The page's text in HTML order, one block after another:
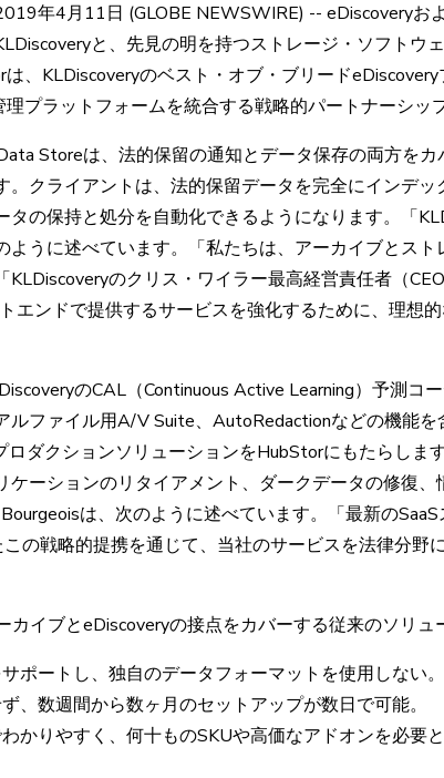
年4月11日 (GLOBE NEWSWIRE) -- eDiscoveryお
と、先見の明を持つストレージ・ソフトウ
、KLDiscoveryのベスト・オブ・ブリード
プラットフォームを統合する戦略的パートナーシッ
Storeは、法的保留の通知とデータ保存の両方を
。クライアントは、法的保留データを完全にインデ
タの保持と処分を自動化できるようになります。「
ように述べています。「私たちは、アーカイブとス
KLDiscoveryのクリス・ワイラー最高経営責任者（
エンドで提供するサービスを強化するために、理想
のCAL（Continuous Active Learning）予測コ
ルファイル用A/V Suite、AutoRedactionなどの機能
ダクションソリューションをHubStorにもたらしま
ーションのリタイアメント、ダークデータの修復、
は、次のように述べています。「最新の
の戦略的提携を通じて、当社のサービスを法律分野
イブとeDiscoveryの接点をカバーする従来のソリュ
ポートし、独自のデータフォーマットを使用しない。
、数週間から数ヶ月のセットアップが数日で可能。
かりやすく、何十ものSKUや高価なアドオンを必要と